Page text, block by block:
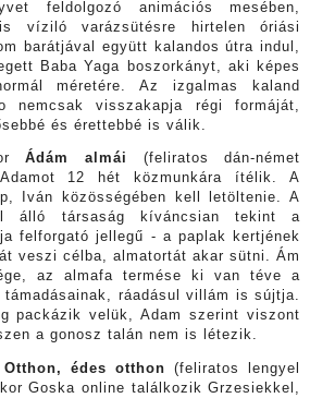
feldolgozó animációs mesében,
víziló varázsütésre hirtelen óriási
barátjával együtt kalandos útra indul,
Baba Yaga boszorkányt, aki képes
méretére. Az izgalmas kaland
nemcsak visszakapja régi formáját,
és érettebbé is válik.
Ádám almái (feliratos dán-német
12 hét közmunkára ítélik. A
Iván közösségében kell letöltenie. A
álló társaság kíváncsian tekint a
felforgató jellegű - a paplak kertjének
veszi célba, almatortát akar sütni. Ám
az almafa termése ki van téve a
ráadásul villám is sújtja.
packázik velük, Adam szerint viszont
a gonosz talán nem is létezik.
Otthon, édes otthon(feliratos lengyel
Goska online találkozik Grzesiekkel,